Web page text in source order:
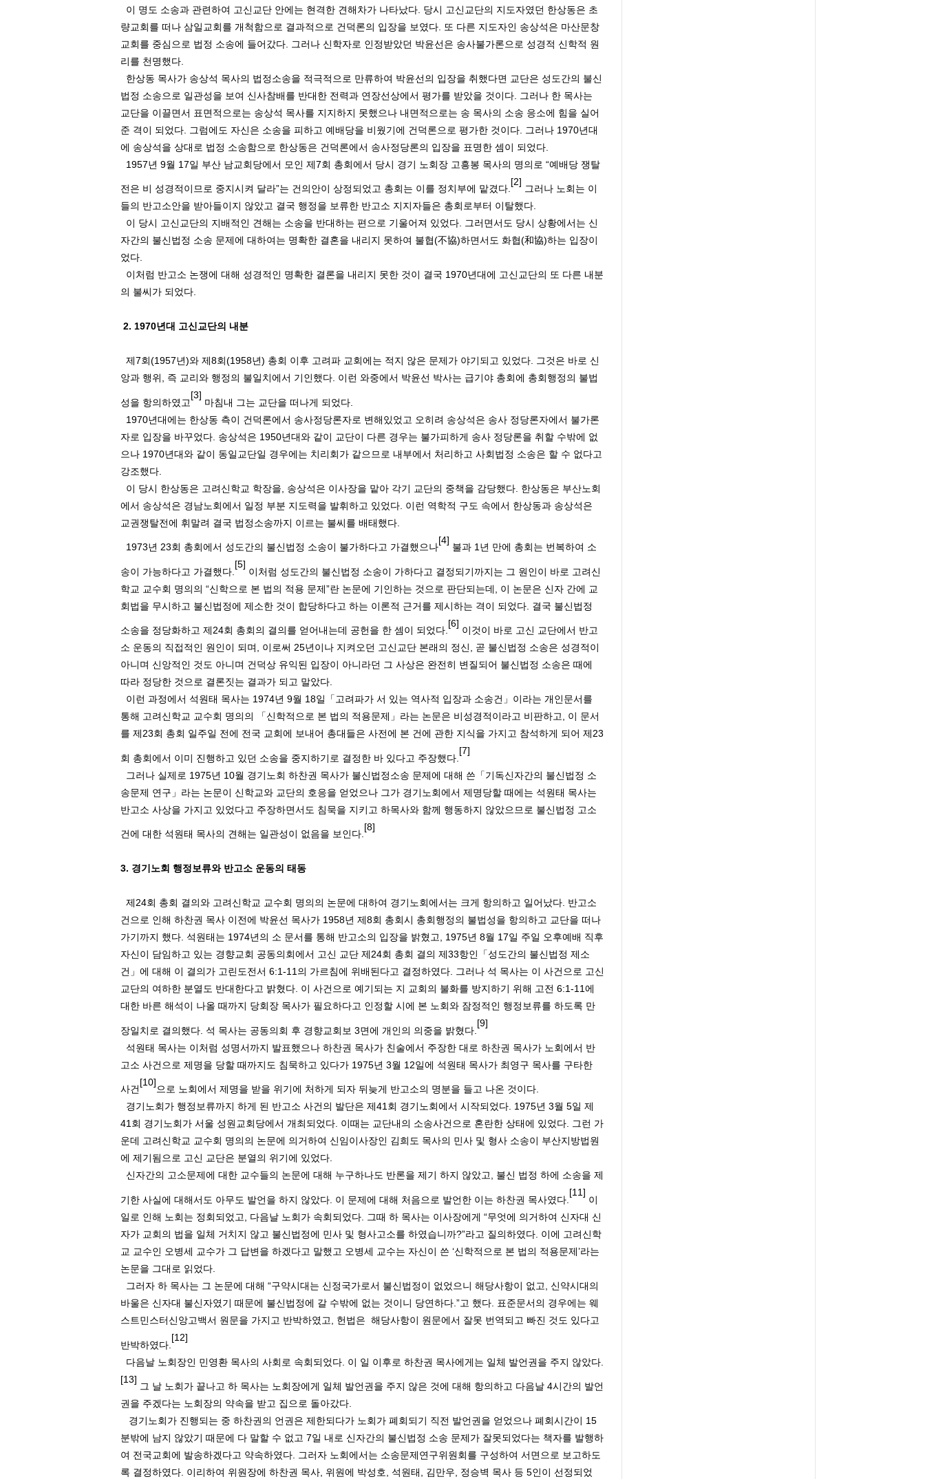
이 명도 소송과 관련하여 고신교단 안에는 현격한 견해차가 나타났다. 당시 고신교단의 지도자였던 한상동은 초
량교회를 떠나 삼일교회를 개척함으로 결과적으로 건덕론의 입장을 보였다.
또 다른 지도자인 송상석은 마산문창
교회를 중심으로 법정 소송에 들어갔다.
그러나 신학자로 인정받았던 박윤선은 송사불가론으로 성경적 신학적 원
리를 천명했다.
한상동 목사가 송상석 목사의 법정소송을 적극적으로 만류하여 박윤선의 입장을 취했다면 교단은 성도간의 불신
법정 소송으로 일관성을 보여 신사참배를 반대한 전력과 연장선상에서 평가를 받았을 것이다.
그러나 한 목사는
교단을 이끌면서 표면적으로는 송상석 목사를 지지하지 못했으나 내면적으로는 송 목사의 소송 응소에 힘을 실어
준 격이 되었다. 그럼에도 자신은 소송을 피하고 예배당을 비웠기에 건덕론으로 평가한 것이다. 그러나1970년대
에 송상석을 상대로 법정 소송함으로 한상동은 건덕론에서 송사정당론의 입장을 표명한 셈이 되었다.
1957년 9월 17일 부산 남교회당에서 모인 제7회 총회에서 당시 경기 노회장 고흥봉 목사의 명의로 “예배당 쟁탈
전은 비 성경적이므로 중지시켜 달라”는 건의안이 상정되었고 총회는 이를 정치부에 맡겼다.
[2]
그러나 노회는 이
들의 반고소안을 받아들이지 않았고 결국 행정을 보류한 반고소 지지자들은 총회로부터 이탈했다.
이 당시 고신교단의 지배적인 견해는 소송을 반대하는 편으로 기울어져 있었다.
그러면서도 당시 상황에서는 신
자간의 불신법정 소송 문제에 대하여는 명확한 결혼을 내리지 못하여 불협(不協)하면서도 화협(和協)하는 입장이
었다.
이처럼 반고소 논쟁에 대해 성경적인 명확한 결론을 내리지 못한 것이 결국 1970년대에 고신교단의 또 다른 내분
의 불씨가 되었다.
2. 1970년대 고신교단의 내분
제7회(1957년)와 제8회(1958년) 총회 이후 고려파 교회에는 적지 않은 문제가 야기되고 있었다.
그것은 바로 신
앙과 행위
즉 교리와 행정의 불일치에서 기인했다. 이런 와중에서 박윤선 박사는 급기야 총회에 총회행정의 불법
성을 항의하였고
[3]
마침내 그는 교단을 떠나게 되었다.
1970년대에는 한상동 측이 건덕론에서 송사정당론자로 변해있었고 오히려 송상석은 송사 정당론자에서 불가론
자로 입장을 바꾸었다. 송상석은 1950년대와 같이 교단이 다른 경우는 불가피하게 송사 정당론을 취할 수밖에 없
으나1970년대와 같이 동일교단일 경우에는 치리회가 같으므로 내부에서 처리하고 사회법정 소송은 할 수 없다고
강조했다.
이 당시 한상동은 고려신학교 학장을
송상석은 이사장을 맡아 각기 교단의 중책을 감당했다. 한상동은 부산노회
에서 송상석은 경남노회에서 일정 부분 지도력을 발휘하고 있었다. 이런 역학적 구도 속에서 한상동과 송상석은
교권쟁탈전에 휘말려 결국 법정소송까지 이르는 불씨를 배태했다.
1973년 23회 총회에서 성도간의 불신법정 소송이 불가하다고 가결했으나
[4]
불과1 년 만에 총회는 번복하여 소
송이 가능하다고 가결했다.
[5]
이처럼 성도간의 불신법정 소송이 가하다고 결정되기까지는 그 원인이 바로 고려신
학교 교수회 명의의 “신학으로 본 법의 적용 문제”란 논문에 기인하는 것으로 판단되는데
이 논문은 신자 간에 교
회법을 무시하고 불신법정에 제소한 것이 합당하다고 하는 이론적 근거를 제시하는 격이 되었다. 결국 불신법정
소송을 정당화하고 제24회 총회의 결의를 얻어내는데 공헌을 한 셈이 되었다.
[6]
이것이 바로 고신 교단에서 반고
소 운동의 직접적인 원인이 되며, 이로써 25년이나 지켜오던 고신교단 본래의 정신, 곧 불신법정 소송은 성경적이
아니며 신앙적인 것도 아니며 건덕상 유익된 입장이 아니라던 그 사상은 완전히 변질되어 불신법정 소송은 때에
따라 정당한 것으로 결론짓는 결과가 되고 말았다.
이런 과정에서 석원태 목사는 1974년 9월 18일「고려파가 서 있는 역사적 입장과 소송건」이라는 개인문서를
통해 고려신학교 교수회 명의의 「신학적으로 본 법의 적용문제」라는 논문은 비성경적이라고 비판하고, 이 문서
를 제23회 총회 일주일 전에 전국 교회에 보내어 총대들은 사전에 본 건에 관한 지식을 가지고 참석하게 되어 제23
회 총회에서 이미 진행하고 있던 소송을 중지하기로 결정한 바 있다고 주장했다.
[7]
그러나 실제로 1975년 10월 경기노회 하찬권 목사가 불신법정소송 문제에 대해 쓴「기독신자간의 불신법정 소
송문제 연구」라는 논문이 신학교와 교단의 호응을 얻었으나 그가 경기노회에서 제명당할 때에는 석원태 목사는
반고소 사상을 가지고 있었다고 주장하면서도 침묵을 지키고 하목사와 함께 행동하지 않았으므로 불신법정 고소
건에 대한 석원태 목사의 견해는 일관성이 없음을 보인다.
[8]
3. 경기노회 행정보류와 반고소 운동의 태동
제24회 총회 결의와 고려신학교 교수회 명의의 논문에 대하여 경기노회에서는 크게 항의하고 일어났다. 반고소
건으로 인해 하찬권 목사 이전에 박윤선 목사가1958년 제8회 총회시 총회행정의 불법성을 항의하고 교단을 떠나
가기까지 했다. 석원태는 1974년의 소 문서를 통해 반고소의 입장을 밝혔고, 1975년 8월 17일 주일 오후예배 직후
자신이 담임하고 있는 경향교회 공동의회에서 고신 교단 제24회 총회 결의 제33항인「성도간의 불신법정 제소
건」에 대해 이 결의가 고린도전서 6:1-11의 가르침에 위배된다고 결정하였다. 그러나 석 목사는 이 사건으로 고신
교단의 여하한 분열도 반대한다고 밝혔다. 이 사건으로 예기되는 지 교회의 불화를 방지하기 위해 고전 6:1-11에
대한 바른 해석이 나올 때까지 당회장 목사가 필요하다고 인정할 시에 본 노회와 잠정적인 행정보류를 하도록 만
장일치로 결의했다. 석 목사는 공동의회 후 경향교회보 3면에 개인의 의중을 밝혔다.
[9]
석원태 목사는 이처럼 성명서까지 발표했으나 하찬권 목사가 친술에서 주장한 대로 하찬권 목사가 노회에서 반
고소 사건으로 제명을 당할 때까지도 침묵하고 있다가1975년 3월 12일에 석원태 목사가 최영구 목사를 구타한
사건
[10]
으로 노회에서 제명을 받을 위기에 처하게 되자 뒤늦게 반고소의 명분을 들고 나온 것이다.
경기노회가 행정보류까지 하게 된 반고소 사건의 발단은 제41회 경기노회에서 시작되었다. 1975년 3월 5일 제
41회 경기노회가 서울 성원교회당에서 개최되었다. 이때는 교단내의 소송사건으로 혼란한 상태에 있었다. 그런 가
운데 고려신학교 교수회 명의의 논문에 의거하여 신임이사장인 김희도 목사의 민사 및 형사 소송이 부산지방법원
에 제기됨으로 고신 교단은 분열의 위기에 있었다.
신자간의 고소문제에 대한 교수들의 논문에 대해 누구하나도 반론을 제기 하지 않았고, 불신 법정 하에 소송을 제
기한 사실에 대해서도 아무도 발언을 하지 않았다. 이 문제에 대해 처음으로 발언한 이는 하찬권 목사였다.
[11]
이
일로 인해 노회는 정회되었고
다음날 노회가 속회되었다. 그때 하 목사는 이사장에게 “무엇에 의거하여 신자대 신
자가 교회의 법을 일체 거치지 않고 불신법정에 민사 및 형사고소를 하였습니까?”라고 질의하였다. 이에 고려신학
교 교수인 오병세 교수가 그 답변을 하겠다고 말했고 오병세 교수는 자신이 쓴 ‘신학적으로 본 법의 적용문제’라는
논문을 그대로 읽었다.
그러자 하 목사는 그 논문에 대해 “구약시대는 신정국가로서 불신법정이 없었으니 해당사항이 없고
신약시대의
바울은 신자대 불신자였기 때문에 불신법정에 갈 수밖에 없는 것이니 당연하다. ”고 했다.
표준문서의 경우에는 웨
스트민스터신앙고백서 원문을 가지고 반박하였고
헌법은 해당사항이 원문에서 잘못 번역되고 빠진 것도 있다고
반박하였다.
[12]
다음날 노회장인 민영환 목사의 사회로 속회되었다. 이 일 이후로 하찬권 목사에게는 일체 발언권을 주지 않았다.
[13]
그 날 노회가 끝나고 하 목사는 노회장에게 일체 발언권을 주지 않은 것에 대해 항의하고 다음날4시간의 발언
권을 주겠다는 노회장의 약속을 받고 집으로 돌아갔다.
경기노회가 진행되는 중 하찬권의 언권은 제한되다가 노회가 폐회되기 직전 발언권을 얻었으나 폐회시간이 15
분밖에 남지 않았기 때문에 다 말할 수 없고 7일 내로 신자간의 불신법정 소송 문제가 잘못되었다는 책자를 발행하
여 전국교회에 발송하겠다고 약속하였다.
그러자 노회에서는 소송문제연구위원회를 구성하여 서면으로 보고하도
록 결정하였다. 이리하여 위원장에 하찬권 목사, 위원에 박성호 석원태 김만우 정승벽 목사 등 5인이 선정되었